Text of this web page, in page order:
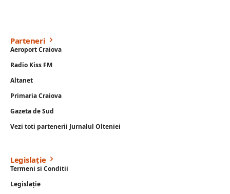
Parteneri
Aeroport Craiova
Radio Kiss FM
Altanet
Primaria Craiova
Gazeta de Sud
Vezi toti partenerii Jurnalul Olteniei
Legislație
Termeni si Conditii
Legislație